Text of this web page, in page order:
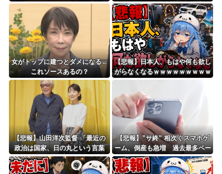
しや支援物資、現地で目にし
た“助け合いの輪”
女がトップに建つとダメになる←
これソースあるの？
【悲報】日本人、もはや何も欲し
がらなくなるｗｗｗｗｗｗｗｗｗ
ｗｗｗｗｗｗｗｗｗｗｗｗｗｗｗ
【悲報】山田洋次監督 「最近の
政治は国家、日の丸という言葉
を、間違った方向に使っている」
【悲報】”サ終” 相次ぐスマホゲ
ーム、倒産も急増 過去最多ペー
スで推移 「当たれば一攫千金」
過去の時代に